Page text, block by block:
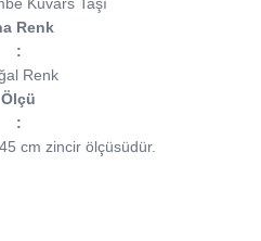
Kuvars Taşı
Renk
:
Renk
Ölçü
:
45 cm zincir ölçüsüdür.